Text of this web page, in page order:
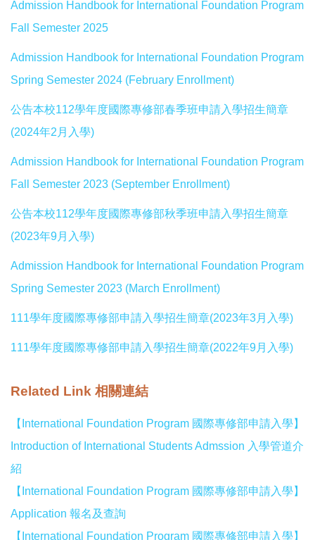
Admission Handbook for International Foundation Program
Fall Semester 2025
Admission Handbook for International Foundation Program
Spring Semester 2024 (February Enrollment)
公告本校112學年度國際專修部春季班申請入學招生簡章
(2024年2月入學)
Admission Handbook for International Foundation Program
Fall Semester 2023 (September Enrollment)
公告本校112學年度國際專修部秋季班申請入學招生簡章
(2023年9月入學)
Admission Handbook for International Foundation Program
Spring Semester 2023 (March Enrollment)
111學年度國際專修部申請入學招生簡章(2023年3月入學)
111學年度國際專修部申請入學招生簡章(2022年9月入學)
Related Link 相關連結
【International Foundation Program 國際專修部申請入學】
Introduction of International Students Admssion 入學管道介
紹
【International Foundation Program 國際專修部申請入學】
Application 報名及查詢
【International Foundation Program 國際專修部申請入學】